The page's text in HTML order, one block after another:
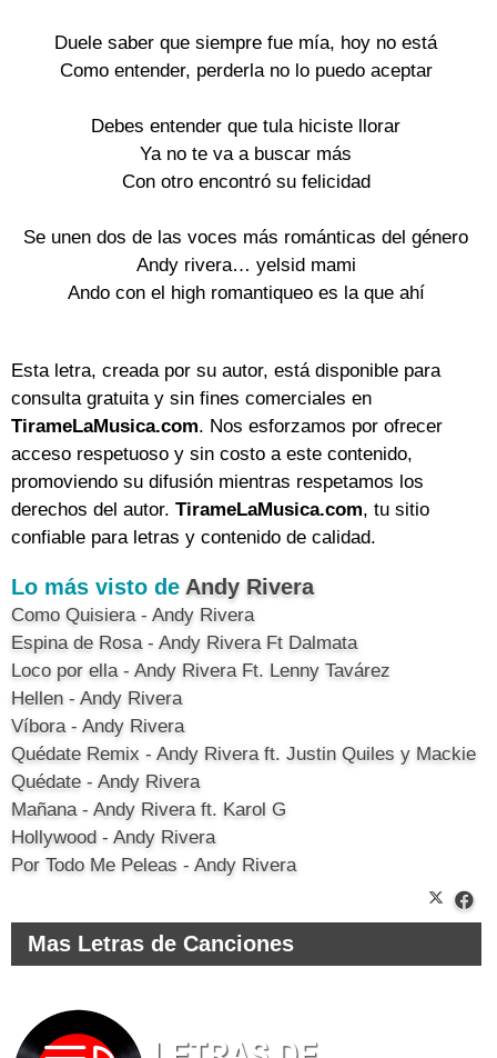
Duele saber que siempre fue mía, hoy no está
Como entender, perderla no lo puedo aceptar
Debes entender que tula hiciste llorar
Ya no te va a buscar más
Con otro encontró su felicidad
Se unen dos de las voces más románticas del género
Andy rivera… yelsid mami
Ando con el high romantiqueo es la que ahí
Esta letra, creada por su autor, está disponible para
consulta gratuita y sin fines comerciales en
TirameLaMusica.com. Nos esforzamos por ofrecer
acceso respetuoso y sin costo a este contenido,
promoviendo su difusión mientras respetamos los
derechos del autor. TirameLaMusica.com, tu sitio
confiable para letras y contenido de calidad.
Lo más visto de Andy Rivera
Como Quisiera - Andy Rivera
Espina de Rosa - Andy Rivera Ft Dalmata
Loco por ella - Andy Rivera Ft. Lenny Tavárez
Hellen - Andy Rivera
Víbora - Andy Rivera
Quédate Remix - Andy Rivera ft. Justin Quiles y Mackie
Quédate - Andy Rivera
Mañana - Andy Rivera ft. Karol G
Hollywood - Andy Rivera
Por Todo Me Peleas - Andy Rivera
Mas Letras de Canciones